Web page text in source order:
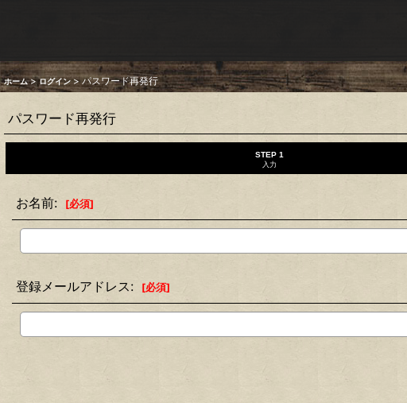
ホーム > ログイン > パスワード再発行
パスワード再発行
STEP 1
入力
お名前: [必須]
登録メールアドレス: [必須]